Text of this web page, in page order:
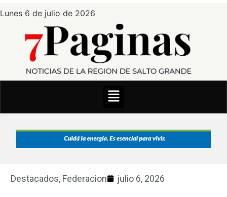
Lunes 6 de julio de 2026
Destacados, Federacion julio 6, 2026